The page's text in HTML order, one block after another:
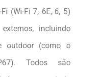
(Wi-Fi 7, 6E, 6, 5)
incluindo
outdoor (como o
Todos são